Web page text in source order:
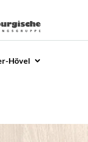
Hövel